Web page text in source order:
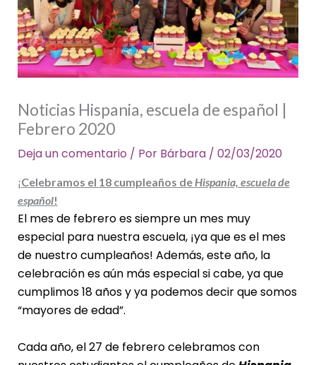
Noticias Hispania, escuela de español |
Febrero 2020
Deja un comentario / Por Bárbara / 02/03/2020
¡Celebramos el 18 cumpleaños deHispania, escuela de
español!
El mes de febrero es siempre un mes muy
especial para nuestra escuela, ¡ya que es el mes
de nuestro cumpleaños! Además, este año, la
celebración es aún más especial si cabe, ya que
cumplimos 18 años y ya podemos decir que somos
“mayores de edad”.
Cada año, el 27 de febrero celebramos con